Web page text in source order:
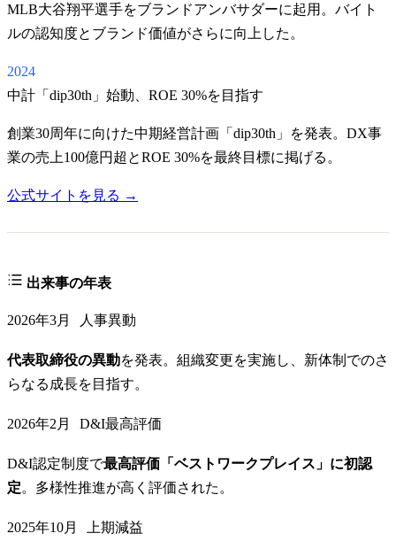
MLB大谷翔平選手をブランドアンバサダーに起用。バイト
ルの認知度とブランド価値がさらに向上した。
2024
中計「dip30th」始動、ROE 30%を目指す
創業30周年に向けた中期経営計画「dip30th」を発表。DX事
業の売上100億円超とROE 30%を最終目標に掲げる。
公式サイトを見る →
出来事の年表
2026年3月 人事異動
代表取締役の異動を発表。組織変更を実施し、新体制でのさ
らなる成長を目指す。
2026年2月 D&I最高評価
D&I認定制度で最高評価「ベストワークプレイス」に初認
定。多様性推進が高く評価された。
2025年10月 上期減益